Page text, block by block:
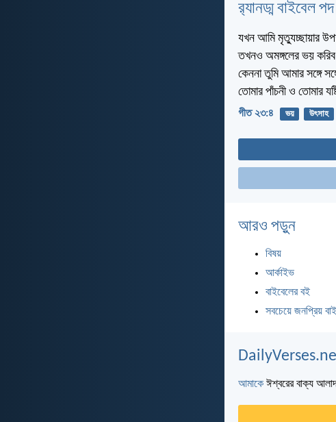
র‌্যানড্ম বাইবেল পদ
যখন আমি মৃত্যুচ্ছায়ার
তখনও অমঙ্গলের ভয় করিব
কেননা তুমি আমার সঙ্গে
তোমার পাঁচনী ও তোমার
গীত ২৩:৪ ভয় উৎসাহ
আরও পড়ুন
বিষয়
আর্কাইভ
বাইবেলের বই
সবচেয়ে জনপ্রিয়
আমাকে ঈশ্বরের বাক্য